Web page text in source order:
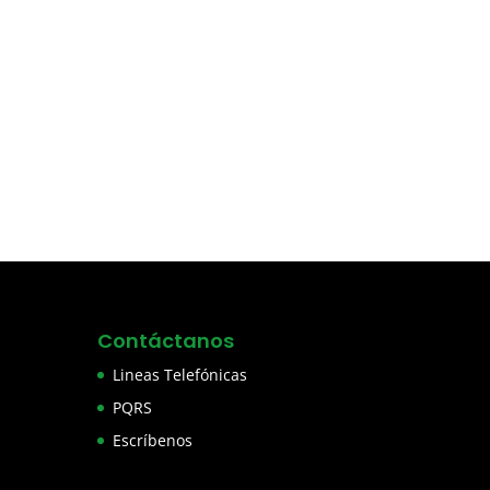
Contáctanos
Lineas Telefónicas
PQRS
Escríbenos